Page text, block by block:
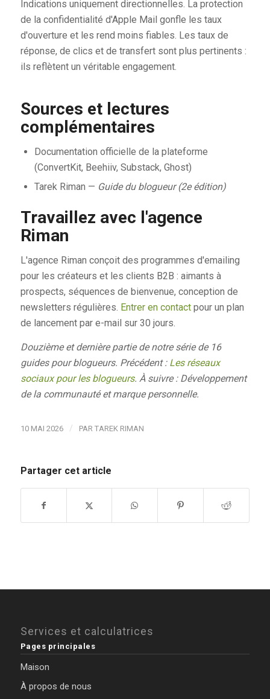
Indications uniquement directionnelles. La protection
de la confidentialité d'Apple Mail gonfle les taux
d'ouverture et les rend moins fiables. Les taux de
réponse, de clics et de transfert sont plus pertinents :
ils reflètent un véritable engagement.
Sources et lectures
complémentaires
Documentation officielle de la plateforme
(ConvertKit, Beehiiv, Substack, Ghost)
Tarek Riman — Guide du blogueur (2e édition)
Travaillez avec l'agence
Riman
L'agence Riman conçoit des programmes d'emailing
pour les créateurs et les clients B2B : aimants à
prospects, séquences de bienvenue, conception de
newsletters régulières. Entrer en contactpour un plan
de lancement par e-mail sur 30 jours.
Douzième et dernière partie de notre série de 16
guides pour blogueurs. Précédent : Les réseaux
sociaux pour les blogueurs. À suivre : Développement
de la communauté et marque personnelle.
10 MAI 2026 / PAR TAREK RIMAN
Partager cet article
Services et calculatrices
Pages principales
Maison
À propos de nous